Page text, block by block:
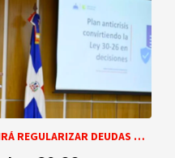
LEY 30-26 PERMITIRÁ REGULARIZAR DEUDAS TRIBUTARIAS CON RECARGOS MENORES HASTA FINALES DE 2026